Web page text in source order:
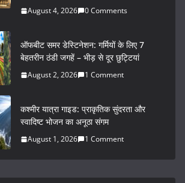
August 4, 2026 0 Comments
ऑफबीट समर डेस्टिनेशन: गर्मियों के लिए 7
बेहतरीन ठंडी जगहें – भीड़ से दूर छुट्टियां
August 2, 2026 1 Comment
कश्मीर यात्रा गाइड: प्राकृतिक सुंदरता और
स्वादिष्ट भोजन का अनूठा संगम
August 1, 2026 1 Comment